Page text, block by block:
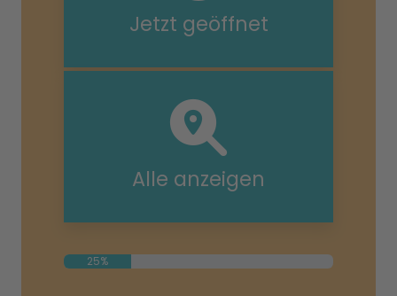
Jetzt geöffnet
Alle anzeigen
25%